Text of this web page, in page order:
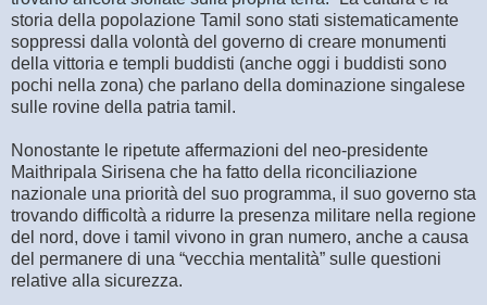
storia della popolazione Tamil sono stati sistematicamente
soppressi dalla volontà del governo di creare monumenti
della vittoria e templi buddisti (anche oggi i buddisti sono
pochi nella zona) che parlano della dominazione singalese
sulle rovine della patria tamil.
Nonostante le ripetute affermazioni del neo-presidente
Maithripala Sirisena che ha fatto della riconciliazione
nazionale una priorità del suo programma, il suo governo sta
trovando difficoltà a ridurre la presenza militare nella regione
del nord, dove i tamil vivono in gran numero, anche a causa
del permanere di una “vecchia mentalità” sulle questioni
relative alla sicurezza.